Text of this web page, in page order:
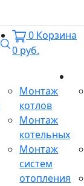
Поиск
0 Корзина
0 руб.
Монтаж
котлов
Монтаж
котельных
Монтаж
систем
отопления